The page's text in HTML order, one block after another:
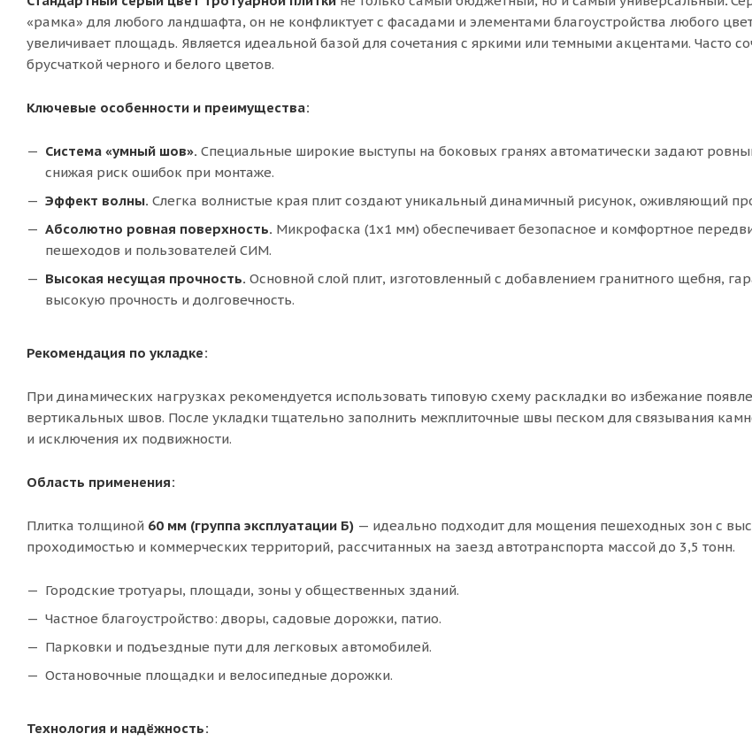
«рамка» для любого ландшафта, он не конфликтует с фасадами и элементами благоустройства любого
увеличивает площадь. Является идеальной базой для сочетания с яркими или темными акцентами. Часто
брусчаткой черного и белого цветов.
Ключевые особенности и преимущества:
Система «умный шов». Специальные широкие выступы на боковых гранях автоматически задают
снижая риск ошибок при монтаже.
Эффект волны. Слегка волнистые края плит создают уникальный динамичный рисунок, оживляющий
Абсолютно ровная поверхность. Микрофаска (1х1 мм) обеспечивает безопасное и комфортное
пешеходов и пользователей СИМ.
Высокая несущая прочность. Основной слой плит, изготовленный с добавлением гранитного щебня,
высокую прочность и долговечность.
Рекомендация по укладке:
При динамических нагрузках рекомендуется использовать типовую схему раскладки во избежание
вертикальных швов. После укладки тщательно заполнить межплиточные швы песком для связывания
и исключения их подвижности.
Область применения:
Плитка толщиной 60 мм (группа эксплуатации Б) — идеально подходит для мощения пешеходных зон с
проходимостью и коммерческих территорий, рассчитанных на заезд автотранспорта массой до 3,5 тонн.
Городские тротуары, площади, зоны у общественных зданий.
Частное благоустройство: дворы, садовые дорожки, патио.
Парковки и подъездные пути для легковых автомобилей.
Остановочные площадки и велосипедные дорожки.
Технология и надёжность: